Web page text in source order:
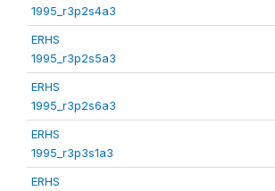
1995_r3p2s4a3
ERHS
1995_r3p2s5a3
ERHS
1995_r3p2s6a3
ERHS
1995_r3p3s1a3
ERHS